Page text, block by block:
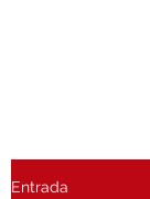
Entrada